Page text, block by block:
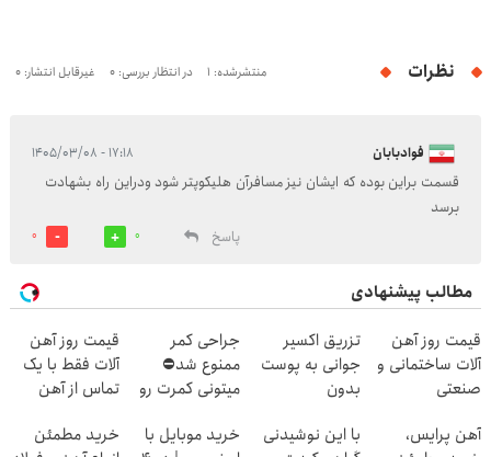
نظرات منتشرشده: 1 در انتظار بررسی: 0 غیرقابل انتشار: 0
فوادبابان ۱۷:۱۸ - ۱۴۰۵/۰۳/۰۸
قسمت براین بوده که ایشان نیز مسافرآن هلیکوپتر شود ودراین راه بشهادت
برسد
پاسخ
0
0
مطالب پیشنهادی
قیمت روز آهن
آلات ساختمانی و
صنعتی
تزریق اکسیر
جوانی به پوست
بدون
جراحی کمر
ممنوع شد⛔
میتونی کمرت رو
کنی! 👈🏻
قیمت روز آهن
آلات فقط با یک
تماس از آهن
آهن پرایس،
با این نوشیدنی
خرید موبایل با
خرید مطمئن